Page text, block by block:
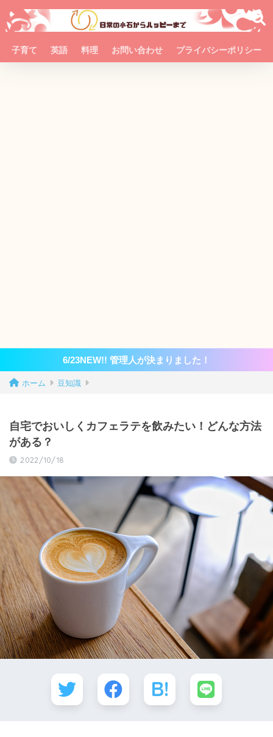
子育て 英語 料理 お問い合わせ プライバシーポリシー
6/23NEW!! 管理人が決まりました！
ホーム 豆知識
自宅でおいしくカフェラテを飲みたい！どんな方法
がある？
2022/10/18